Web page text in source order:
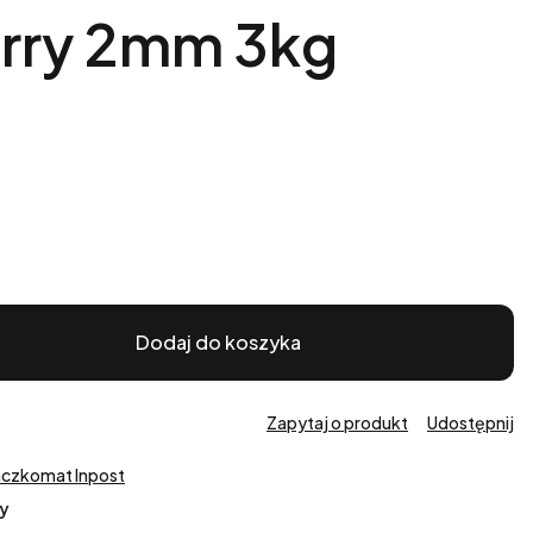
2mm 3kg
Dodaj do koszyka
Zapytaj o produkt Udostępnij
Inpost